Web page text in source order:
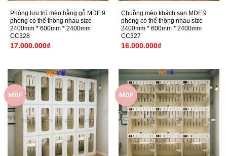
Phòng lưu trú mèo bằng gỗ MDF 9
phòng có thể thông nhau size
2400mm * 600mm * 2400mm
CC328
17.000.000₫
Chuồng mèo khách sạn MDF 9
phòng có thể thông nhau size
2400mm * 600mm * 2400mm
CC327
16.000.000₫
MDF MDF